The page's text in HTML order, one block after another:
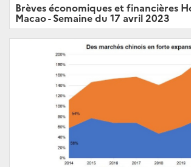
Brèves économiques et financières
Macao - Semaine du 17 avril 2023